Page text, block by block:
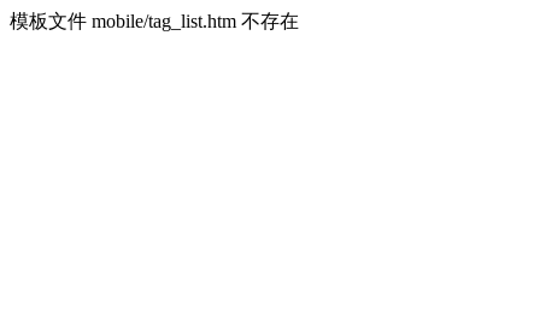
模板文件 mobile/tag_list.htm 不存在